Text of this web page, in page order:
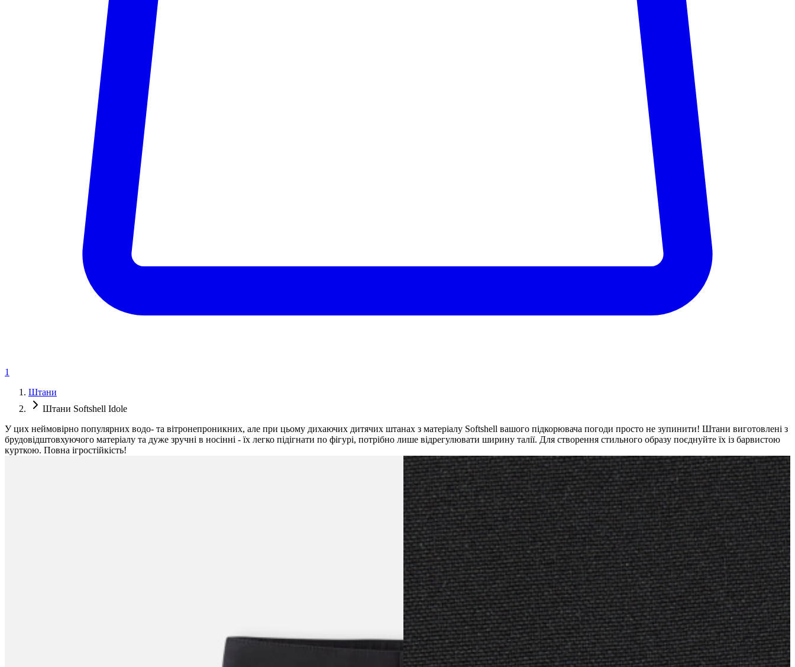
1
Штани
Штани Softshell Idole
У цих неймовірно популярних водо- та вітронепроникних, але при цьому дихаючих дитячих штанах з матеріалу Softshell вашого підкорювача погоди просто не зупинити! Штани виготовлені з
брудовідштовхуючого матеріалу та дуже зручні в носінні - їх легко підігнати по фігурі, потрібно лише відрегулювати ширину талії. Для створення стильного образу поєднуйте їх із барвистою
курткою. Повна ігростійкість!